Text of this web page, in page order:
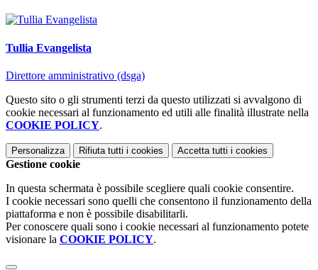
Tullia Evangelista
Direttore amministrativo (dsga)
Questo sito o gli strumenti terzi da questo utilizzati si avvalgono di
cookie necessari al funzionamento ed utili alle finalità illustrate nella
COOKIE POLICY.
Personalizza Rifiuta tutti i cookies Accetta tutti i cookies
Gestione cookie
In questa schermata è possibile scegliere quali cookie consentire.
I cookie necessari sono quelli che consentono il funzionamento della
piattaforma e non è possibile disabilitarli.
Per conoscere quali sono i cookie necessari al funzionamento potete
visionare la COOKIE POLICY.